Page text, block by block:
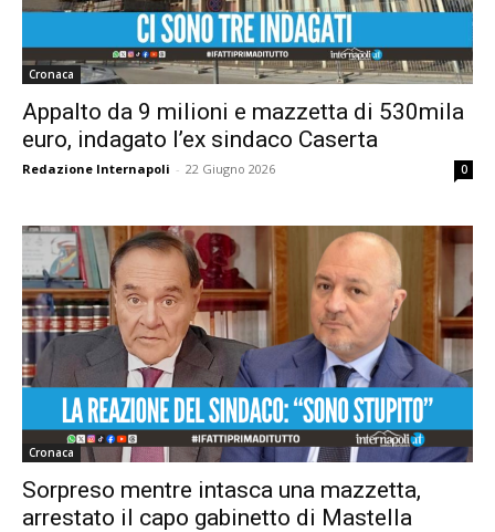
Cronaca
Appalto da 9 milioni e mazzetta di 530mila
euro, indagato l’ex sindaco Caserta
Redazione Internapoli - 22 Giugno 2026 0
Cronaca
Sorpreso mentre intasca una mazzetta,
arrestato il capo gabinetto di Mastella